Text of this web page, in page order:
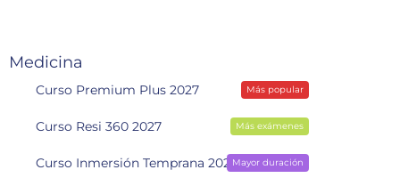
Medicina
Curso Premium Plus 2027 Más popular
Curso Resi 360 2027 Más exámenes
Curso Inmersión Temprana 2028Mayor duración